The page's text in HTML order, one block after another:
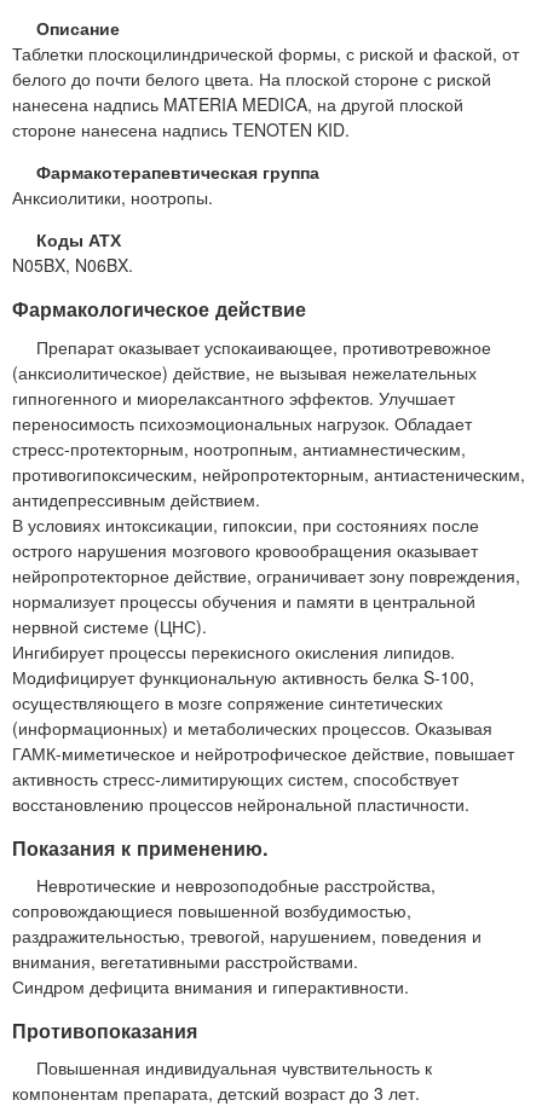
Описание
Таблетки плоскоцилиндрической формы, с риской и фаской, от
белого до почти белого цвета. На плоской стороне с риской
нанесена надпись MATERIA MEDICA, на другой плоской
стороне нанесена надпись TENOTEN KID.
Фармакотерапевтическая группа
Анксиолитики, ноотропы.
Коды АТХ
N05BX, N06BX.
Фармакологическое действие
Препарат оказывает успокаивающее, противотревожное
(анксиолитическое) действие, не вызывая нежелательных
гипногенного и миорелаксантного эффектов. Улучшает
переносимость психоэмоциональных нагрузок. Обладает
стресс-протекторным, ноотропным, антиамнестическим,
противогипоксическим, нейропротекторным, антиастеническим,
антидепрессивным действием.
В условиях интоксикации, гипоксии, при состояниях после
острого нарушения мозгового кровообращения оказывает
нейропротекторное действие, ограничивает зону повреждения,
нормализует процессы обучения и памяти в центральной
нервной системе (ЦНС).
Ингибирует процессы перекисного окисления липидов.
Модифицирует функциональную активность белка S-100,
осуществляющего в мозге сопряжение синтетических
(информационных) и метаболических процессов. Оказывая
ГАМК-миметическое и нейротрофическое действие, повышает
активность стресс-лимитирующих систем, способствует
восстановлению процессов нейрональной пластичности.
Показания к применению.
Невротические и неврозоподобные расстройства,
сопровождающиеся повышенной возбудимостью,
раздражительностью, тревогой, нарушением, поведения и
внимания, вегетативными расстройствами.
Синдром дефицита внимания и гиперактивности.
Противопоказания
Повышенная индивидуальная чувствительность к
компонентам препарата, детский возраст до 3 лет.